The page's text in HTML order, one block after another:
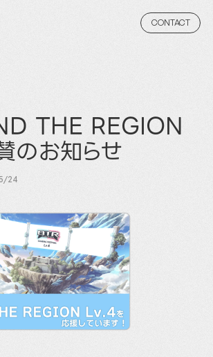
CONTACT
THE REGION
のお知らせ
24